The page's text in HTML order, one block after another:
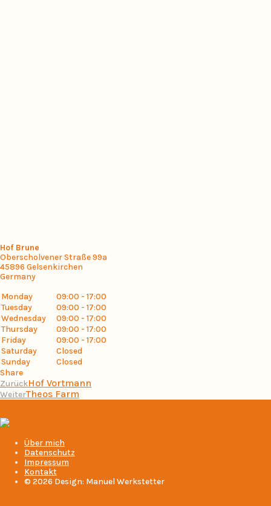
Hof Brune
Oberscholvener Straße 99a
45896 Gelsenkirchen
Germany
Monday
09:00 - 17:00
Tuesday
09:00 - 17:00
Wednesday
09:00 - 17:00
Thursday
09:00 - 17:00
Friday
09:00 - 17:00
Saturday
Closed
Sunday
Closed
Share
ZurückHof Vortmann
WeiterTheos Farm
Über mich
Datenschutz
Impressum
Kontakt
© 2026 Design: Manuel Werkstetter